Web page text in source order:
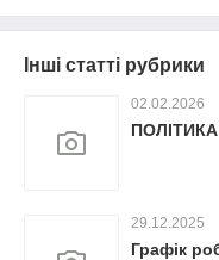
Інші статті рубрики
02.02.2026
29.12.2025
Графік